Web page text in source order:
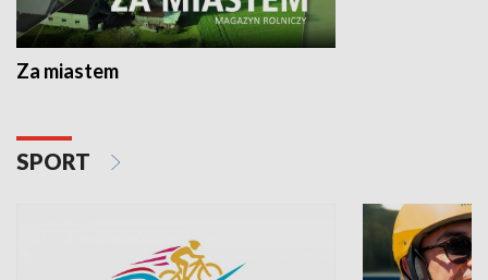
Za miastem
SPORT